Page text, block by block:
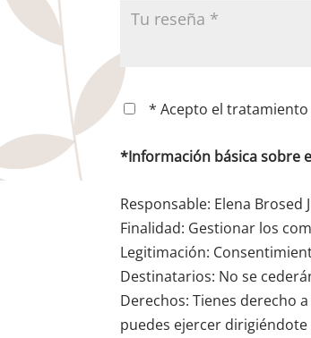
* Acepto el
*Información básica sobre
Responsable: Elena Brosed
Finalidad: Gestionar los
Legitimación:
Destinatarios: No se
Derechos: Tienes derecho
puedes ejercer